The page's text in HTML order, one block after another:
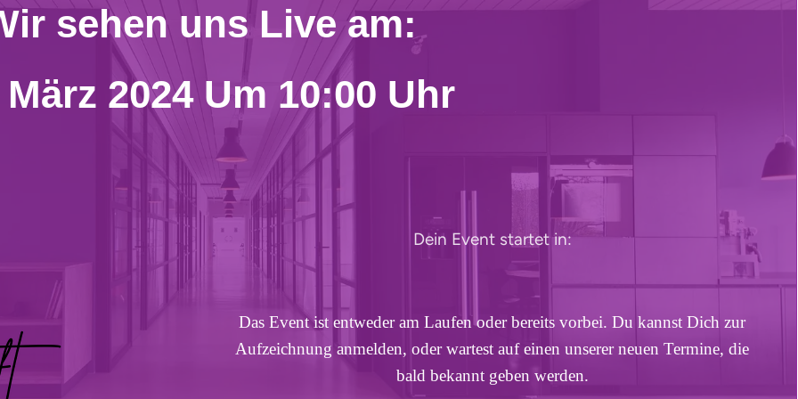
sehen uns Live am:
März 2024 Um 10:00 Uhr
Dein Event startet in:
Das Event ist entweder am Laufen oder bereits vorbei. Du kannst Dich zur
Aufzeichnung anmelden, oder wartest auf einen unserer neuen Termine, die
bald bekannt geben werden.